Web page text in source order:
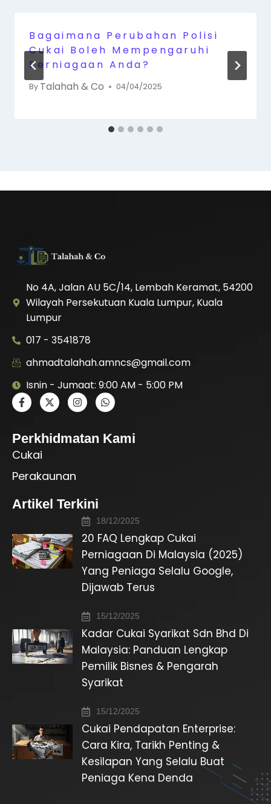
Bagaimana Perubahan Polisi
Cukai Boleh Mempengaruhi
Perniagaan Anda?
By Talahah & Co 04/04/2025
No 4A, Jalan AU 5C/14, Lembah Keramat, 54200
Wilayah Persekutuan Kuala Lumpur, Kuala
Lumpur
017 - 3541878
ahmadtalahah.amncs@gmail.com
Isnin - Jumaat: 9:00 AM - 5:00 PM
Perkhidmatan Kami
Cukai
Perakaunan
Artikel Terkini
18/12/2025
20 FAQ Lengkap Cukai
Perniagaan Di Malaysia (2025)
Yang Peniaga Selalu Google,
Dijawab Terus
15/12/2025
Kadar Cukai Syarikat Sdn Bhd Di
Malaysia: Panduan Lengkap
Pemilik Bisnes & Pengarah
Syarikat
15/12/2025
Cukai Pendapatan Enterprise:
Cara Kira, Tarikh Penting &
Kesilapan Yang Selalu Buat
Peniaga Kena Denda